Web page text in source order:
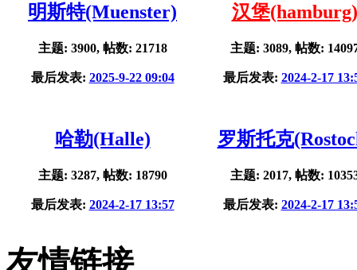
明斯特(Muenster)
主题: 3900, 帖数: 21718
最后发表: 2025-9-22 09:04
汉堡(hamburg)
主题: 3089, 帖数:
最后发表: 2024-2-17
哈勒(Halle)
主题: 3287, 帖数: 18790
最后发表: 2024-2-17 13:57
罗斯托克
主题: 2017, 帖数:
最后发表: 2024-2-17
友情链接